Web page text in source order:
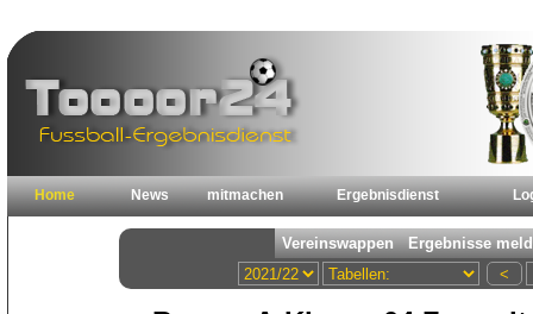
Home News mitmachen Ergebnisdienst